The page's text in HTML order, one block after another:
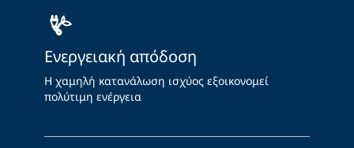
Ενεργειακή απόδοση
Η χαμηλή κατανάλωση ισχύος εξοικονομεί
πολύτιμη ενέργεια